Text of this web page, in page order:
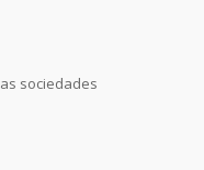
sociedades